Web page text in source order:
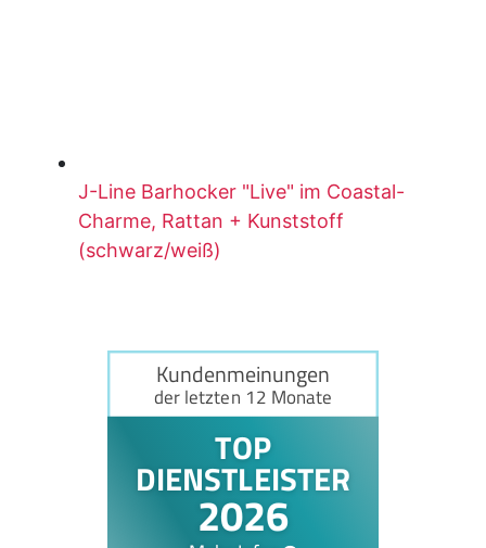
J-Line Barhocker "Live" im Coastal-
Charme, Rattan + Kunststoff
(schwarz/weiß)